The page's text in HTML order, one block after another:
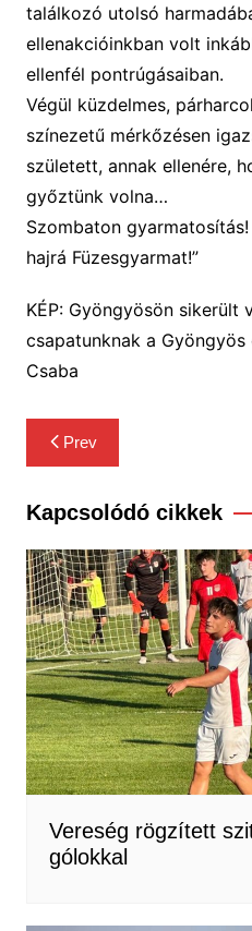
találkozó utolsó
ellenakcióinkban volt
ellenfél pontrúgásaiban.
Végül küzdelmes,
színezetű mérkőzésen
született, annak ellenére,
győztünk volna…
Szombaton
hajrá Füzesgyarmat!”
KÉP: Gyöngyösön sikerült
csapatunknak a
Csaba
Bejegyzés
navigáció
Prev
Kapcsolódó cikkek
Vereség rögzített
gólokkal